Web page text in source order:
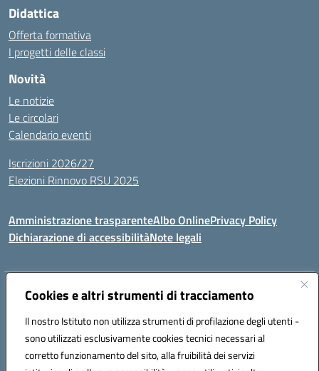
Cookies e altri strumenti di tracciamento
Il nostro Istituto non utilizza strumenti di profilazione degli utenti -
sono utilizzati esclusivamente cookies tecnici necessari al
corretto funzionamento del sito, alla fruibilità dei servizi
Didattica
Offerta formativa
I progetti delle classi
Novità
Le notizie
Le circolari
Calendario eventi
Iscrizioni 2026/27
Elezioni Rinnovo RSU 2025
Amministrazione trasparenteAlbo OnlinePrivacy Policy
Dichiarazione di accessibilitàNote legali
Indirizzo:Via Cadore 1, 60124 Ancona
Posta elettronica certificata (PEC):anic81100g@pec.istruzione.it
Codice fiscale: 93084410427
Codice meccanografico: anic81100g